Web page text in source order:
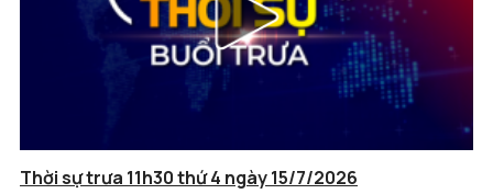
Thời sự trưa 11h30 thứ 4 ngày 15/7/2026